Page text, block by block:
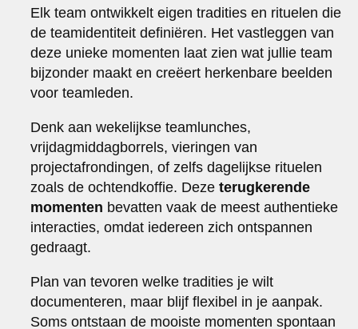
Elk team ontwikkelt eigen tradities en rituelen die
de teamidentiteit definiëren. Het vastleggen van
deze unieke momenten laat zien wat jullie team
bijzonder maakt en creëert herkenbare beelden
voor teamleden.
Denk aan wekelijkse teamlunches,
vrijdagmiddagborrels, vieringen van
projectafrondingen, of zelfs dagelijkse rituelen
zoals de ochtendkoffie. Dezeterugkerende
momenten bevatten vaak de meest authentieke
interacties, omdat iedereen zich ontspannen
gedraagt.
Plan van tevoren welke tradities je wilt
documenteren, maar blijf flexibel in je aanpak.
Soms ontstaan de mooiste momenten spontaan